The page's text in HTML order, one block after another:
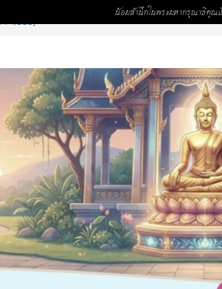
4,996)
น้อมสำนึกในพระมหากรุณาธิคุณ